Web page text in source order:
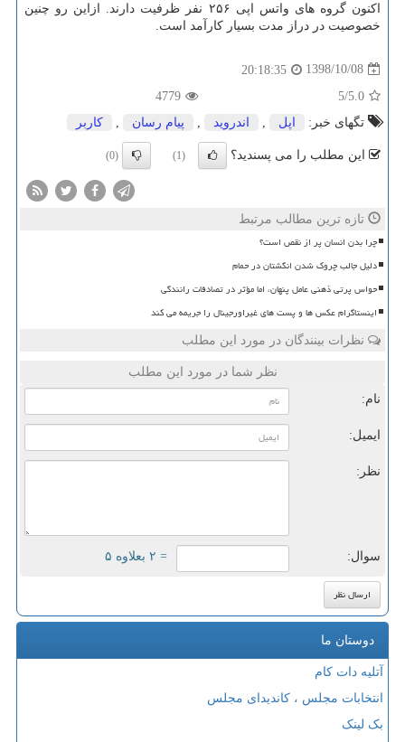
اكنون گروه های واتس اپی ۲۵۶ نفر ظرفیت دارند. ازاین رو چنین
خصوصیت در دراز مدت بسیار كارآمد است.
1398/10/08
20:18:35
5.0
/5
4779
تگهای خبر:
اپل اندروید پیام رسان كاربر
این مطلب را می پسندید؟ (1)
(0)
تازه ترین مطالب مرتبط
چرا بدن انسان پر از نقص است؟
دلیل جالب چروک شدن انگشتان در حمام
حواس پرتی ذهنی عامل پنهان، اما مؤثر در تصادفات رانندگی
اینستاگرام عکس ها و پست های غیراورجینال را جریمه می کند
نظرات بینندگان در مورد این مطلب
نظر شما در مورد این مطلب
نام:
ایمیل:
نظر:
سوال: = ۲ بعلاوه ۵
دوستان ما
آتلیه دات کام
انتخابات مجلس ، کاندیدای مجلس
بک لینک